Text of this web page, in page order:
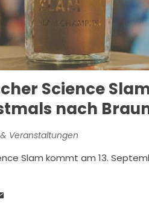
Science
nach
Veranstaltungen
Slam kommt am 13.